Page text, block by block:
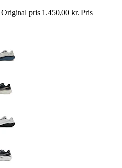
Original pris 1.450,00 kr. Pris